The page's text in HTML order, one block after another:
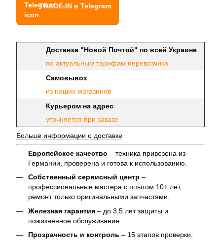
TRADE-IN в Telegram
Доставка "Новой Почтой" по всей Украине
по актуальным тарифам перевозчика
Самовывоз
из наших магазинов
Курьером на адрес
уточняется при заказе
Больше информации о доставке
Европейское качество – техника привезена из
Германии, проверена и готова к использованию.
Собственный сервисный центр –
профессиональные мастера с опытом 10+ лет,
ремонт только оригинальными запчастями.
Железная гарантия – до 3,5 лет защиты и
пожизненное обслуживание.
Прозрачность и контроль – 15 этапов проверки,